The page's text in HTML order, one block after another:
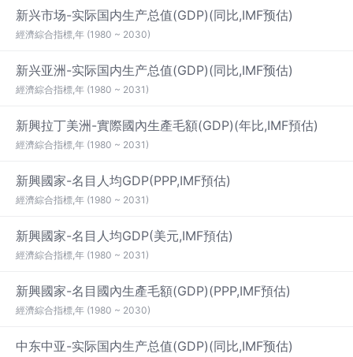
新兴市场-实际国内生产总值(GDP)(同比,IMF预估)
經濟綜合指標,年 (1980 ~ 2030)
新兴亚洲-实际国内生产总值(GDP)(同比,IMF预估)
經濟綜合指標,年 (1980 ~ 2031)
新興拉丁美洲-實際國內生產毛額(GDP)(年比,IMF預估)
經濟綜合指標,年 (1980 ~ 2031)
新興國家-名目人均GDP(PPP,IMF預估)
經濟綜合指標,年 (1980 ~ 2031)
新興國家-名目人均GDP(美元,IMF預估)
經濟綜合指標,年 (1980 ~ 2031)
新興國家-名目國內生產毛額(GDP)(PPP,IMF預估)
經濟綜合指標,年 (1980 ~ 2030)
中东中亚-实际国内生产总值(GDP)(同比,IMF预估)